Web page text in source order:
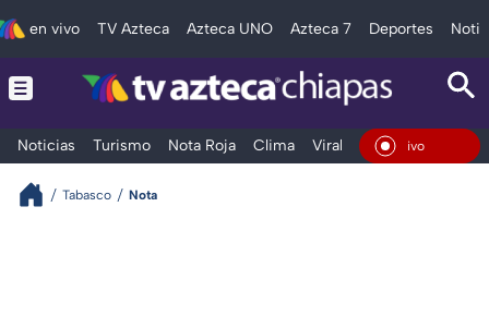
en vivo TV Azteca Azteca UNO Azteca 7 Deportes
Noticias Turismo Nota Roja Clima Viral y Tendencia En
Tabasco Nota